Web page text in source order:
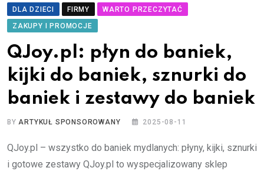
DLA DZIECI FIRMY
WARTO PRZECZYTAĆ
ZAKUPY I PROMOCJE
QJoy.pl: płyn do baniek,
kijki do baniek, sznurki do
baniek i zestawy do baniek
BYARTYKUŁ SPONSOROWANY 2025-08-11
QJoy.pl – wszystko do baniek mydlanych: płyny, kijki, sznurki
i gotowe zestawy QJoy.pl to wyspecjalizowany sklep